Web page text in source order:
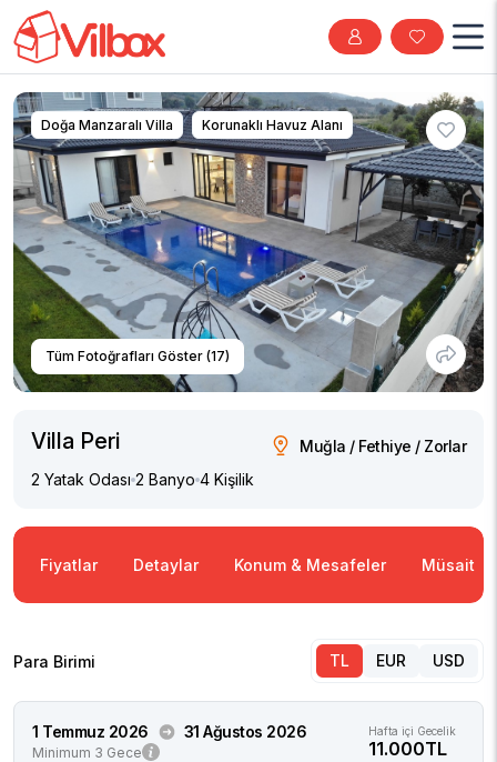
Tüm Fotoğrafları Göster (17)
Doğa Manzaralı Villa Korunaklı Havuz Alanı
Villa Peri
Muğla / Fethiye / Zorlar
2 Yatak Odası 2 Banyo 4 Kişilik
Fiyatlar Detaylar Konum & Mesafeler Müsaitlik
Para Birimi TL EUR USD
1 Temmuz 2026 31 Ağustos 2026
Minimum 3 Gece
Hafta içi Gecelik
11.000TL